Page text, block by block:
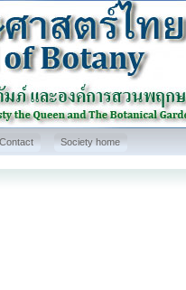
Contact Society home